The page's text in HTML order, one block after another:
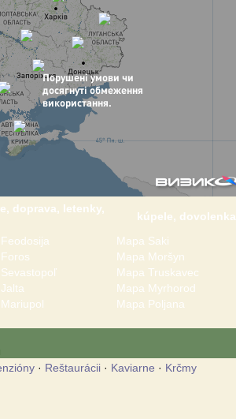
doprava, letenky,
kúpele, dovolenka
Mapa Saki
Mapa Moršyn
Mapa Truskavec
Mapa Myrhorod
Mapa Poljana
· Reštaurácii · Kaviarne · Krčmy